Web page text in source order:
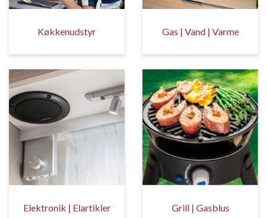
Køkkenudstyr Gas | Vand | Varme
Elektronik | Elartikler Grill | Gasblus